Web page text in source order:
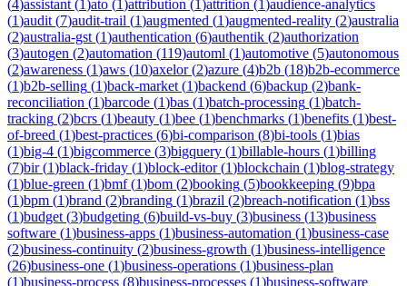
(4)assistant (1)ato (1)attribution (1)attrition (1)audience-analytics
(1)audit (7)audit-trail (1)augmented (1)augmented-reality (2)australia
(2)australia-gst (1)authentication (6)authentik (2)authorization
(3)autogen (2)automation (119)automl (1)automotive (5)autonomous
(2)awareness (1)aws (10)axelor(2)azure (4)b2b (18)b2b-ecommerce
(1)b2b-selling (1)back-market (1)backend (6)backup (2)bank-
reconciliation (1)barcode (1)bas (1)batch-processing (1)batch-
tracking (2)bcrs (1)beauty (1)bee (1)benchmarks (1)benefits (1)best-
of-breed (1)best-practices (6)bi-comparison (8)bi-tools (1)bias
(1)big-4 (1)bigcommerce (3)bigquery (1)billable-hours (1)billing
(7)bir(1)black-friday (1)block-editor(1)blockchain (1)blog-strategy
(1)blue-green (1)bmf(1)bom (2)booking (5)bookkeeping (9)bpa
(1)bpm (1)brand (2)branding (1)brazil (2)breach-notification (1)bss
(1)budget (3)budgeting (6)build-vs-buy (3)business (13)business
software (1)business-apps (1)business-automation (1)business-case
(2)business-continuity (2)business-growth (1)business-intelligence
(26)business-one (1)business-operations (1)business-plan
(1)business-process (8)business-processes (1)business-software